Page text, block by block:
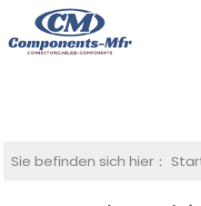
Sie befinden sich hier：